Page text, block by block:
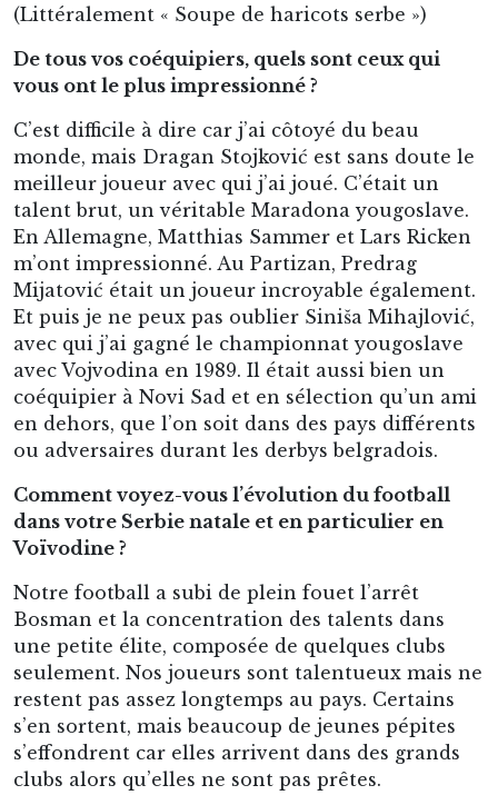
(Littéralement « Soupe de haricots serbe »)
De tous vos coéquipiers, quels sont ceux qui
vous ont le plus impressionné ?
C’est difficile à dire car j’ai côtoyé du beau
monde, mais Dragan Stojković est sans doute le
meilleur joueur avec qui j’ai joué. C’était un
talent brut, un véritable Maradona yougoslave.
En Allemagne, Matthias Sammer et Lars Ricken
m’ont impressionné. Au Partizan, Predrag
Mijatović était un joueur incroyable également.
Et puis je ne peux pas oublier Siniša Mihajlović,
avec qui j’ai gagné le championnat yougoslave
avec Vojvodina en 1989. Il était aussi bien un
coéquipier à Novi Sad et en sélection qu’un ami
en dehors, que l’on soit dans des pays différents
ou adversaires durant les derbys belgradois.
Comment voyez-vous l’évolution du football
dans votre Serbie natale et en particulier en
Voïvodine ?
Notre football a subi de plein fouet l’arrêt
Bosman et la concentration des talents dans
une petite élite, composée de quelques clubs
seulement. Nos joueurs sont talentueux mais ne
restent pas assez longtemps au pays. Certains
s’en sortent, mais beaucoup de jeunes pépites
s’effondrent car elles arrivent dans des grands
clubs alors qu’elles ne sont pas prêtes.